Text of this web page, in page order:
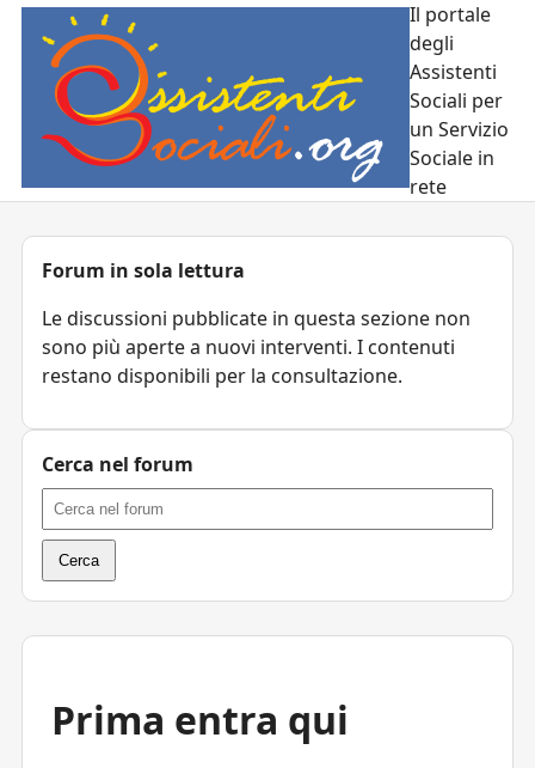
Il portale
degli
Assistenti
Sociali per
un Servizio
Sociale in
rete
Prima entra qui
Forum in sola lettura
Le discussioni pubblicate in questa sezione non
sono più aperte a nuovi interventi. I contenuti
restano disponibili per la consultazione.
Cerca nel forum
Cerca